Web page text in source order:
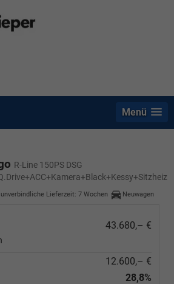
Menü
R-Line 150PS DSG
unverbindliche Lieferzeit: 7 Wochen Neuwagen
43.680,– €
12.600,– €
28,8%